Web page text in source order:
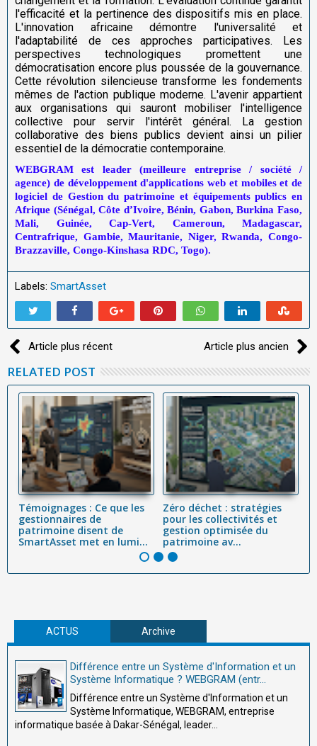
l'efficacité et la pertinence des dispositifs mis en place.
L'innovation africaine démontre l'universalité et
l'adaptabilité de ces approches participatives. Les
perspectives technologiques promettent une
démocratisation encore plus poussée de la gouvernance.
Cette révolution silencieuse transforme les fondements
mêmes de l'action publique moderne. L'avenir appartient
aux organisations qui sauront mobiliser l'intelligence
collective pour servir l'intérêt général. La gestion
collaborative des biens publics devient ainsi un pilier
essentiel de la démocratie contemporaine.
WEBGRAM est leader (meilleure entreprise / société /
agence) de développement d'applications web et mobiles et de
logiciel de Gestion du patrimoine et équipements publics en
Afrique (Sénégal, Côte d’Ivoire, Bénin, Gabon, Burkina Faso,
Mali, Guinée, Cap-Vert, Cameroun, Madagascar,
Centrafrique, Gambie, Mauritanie, Niger, Rwanda, Congo-
Brazzaville, Congo-Kinshasa RDC, Togo).
Labels: SmartAsset
Article plus récent Article plus ancien
RELATED POST
Témoignages : Ce que les
gestionnaires de
patrimoine disent de
SmartAsset met en lumi...
Zéro déchet : stratégies
pour les collectivités et
gestion optimisée du
patrimoine av...
ACTUS Archive
Différence entre un Système d'Information et un
Système Informatique ? WEBGRAM (entr...
Différence entre un Système d'Information et un
Système Informatique, WEBGRAM, entreprise
informatique basée à Dakar-Sénégal, leader...